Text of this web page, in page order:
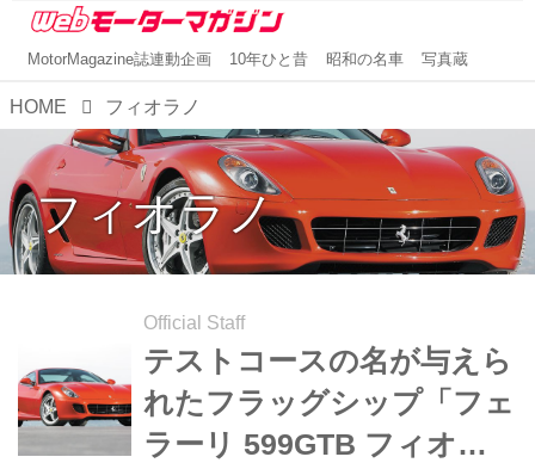
MotorMagazine誌連動企画 10年ひと昔 昭和の名車 写真蔵
HOME フィオラノ
フィオラノ
Official Staff
テストコースの名が与えら
れたフラッグシップ「フェ
ラーリ 599GTB フィオラ